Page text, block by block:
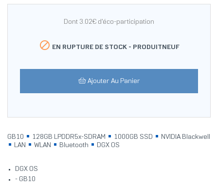
Dont 3.02€ d'éco-participation
 EN RUPTURE DE STOCK - PRODUITNEUF
Ajouter Au Panier
GB10 128GB LPDDR5x-SDRAM 1000GB SSD
NVIDIA Blackwell
LAN
WLAN Bluetooth DGX OS
DGX OS
- GB10